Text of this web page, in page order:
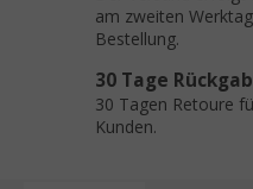
am zweiten
Bestellung.
30 Tage
30 Tagen Retoure
Kunden.